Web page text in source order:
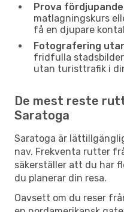
Prova
matlagningskurs
få en djupare
Fotografering
fridfulla
utan turisttrafik i
De mest reste
Saratoga
Saratoga är
nav. Frekventa rutter
säkerställer att du har
du planerar din resa.
Oavsett om du reser